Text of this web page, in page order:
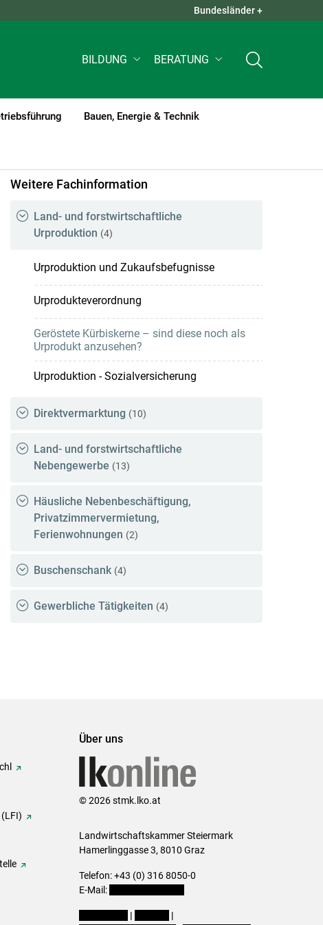
QUICK LINKS +
Bundesländer +
BILDUNG BERATUNG
Bauen, Energie & Technik
Weitere Fachinformation
Land- und forstwirtschaftliche
Urproduktion (4)
Urproduktion und Zukaufsbefugnisse
Urprodukteverordnung
Geröstete Kürbiskerne – sind diese noch als
Urprodukt anzusehen?
Urproduktion - Sozialversicherung
Direktvermarktung (10)
Land- und forstwirtschaftliche
Nebengewerbe (13)
Häusliche Nebenbeschäftigung,
Privatzimmervermietung,
Ferienwohnungen (2)
Buschenschank (4)
Gewerbliche Tätigkeiten (4)
Über uns
© 2026 stmk.lko.at
Landwirtschaftskammer Steiermark
Hamerlinggasse 3, 8010 Graz
Telefon: +43 (0) 316 8050-0
E-Mail:
|
|